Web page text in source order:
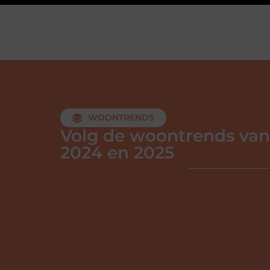
WOONTRENDS
Volg de woontrends van
2024 en 2025